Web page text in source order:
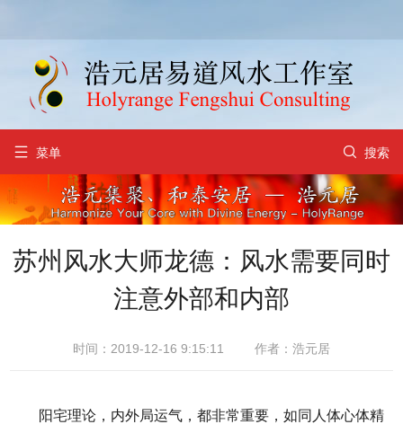
 菜单  搜索
苏州风水大师龙德：风水需要同时
注意外部和内部
时间：2019-12-16 9:15:11 作者：浩元居
阳宅理论，内外局运气，都非常重要，如同人体心体精